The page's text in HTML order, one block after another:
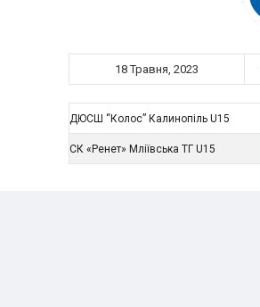
18 Травня, 2023
ДЮСШ “Колос” Калинопіль U15
СК «Ренет» Мліївська ТГ U15